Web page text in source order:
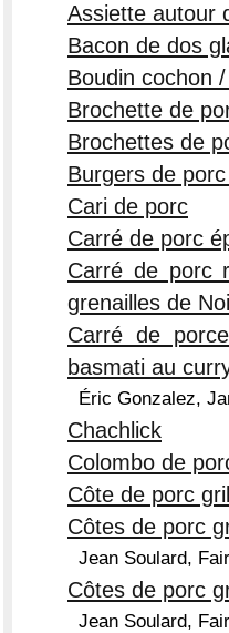
Assiette autour
Bacon de dos
Boudin cochon
Brochette de
Brochettes de
Burgers de
Cari de porc
Carré de porc
Carré de porc
grenailles de
Carré de
basmati au
Éric Gonzalez,
Chachlick
Colombo de
Côte de porc
Côtes de porc
Jean Soulard,
Côtes de porc
Jean Soulard,